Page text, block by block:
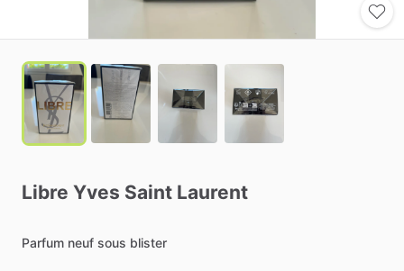
Libre Yves Saint Laurent
Parfum neuf sous blister